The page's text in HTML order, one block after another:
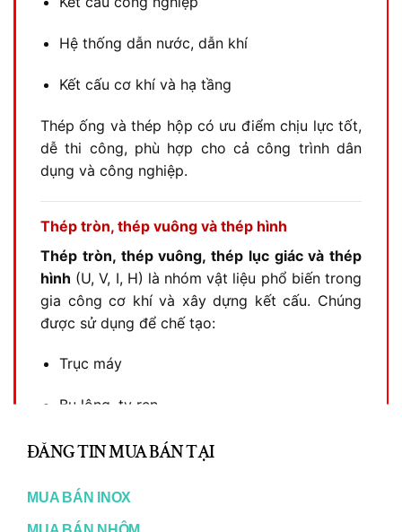
Hệ thống dẫn nước, dẫn khí
Kết cấu cơ khí và hạ tầng
Thép ống và thép hộp có ưu điểm chịu lực tốt,
dễ thi công, phù hợp cho cả công trình dân
dụng và công nghiệp.
Thép tròn, thép vuông và thép hình
Thép tròn, thép vuông, thép lục giác và thép
hình (U, V, I, H) là nhóm vật liệu phổ biến trong
gia công cơ khí và xây dựng kết cấu. Chúng
được sử dụng để chế tạo:
Trục máy
Bu lông, ty ren
Chi tiết chịu lực
Khung kết cấu lớn
Đặc biệt, thép hình giữ vai trò then chốt trong
ĐĂNG TIN MUA BÁN TẠI
MUA BÁN INOX